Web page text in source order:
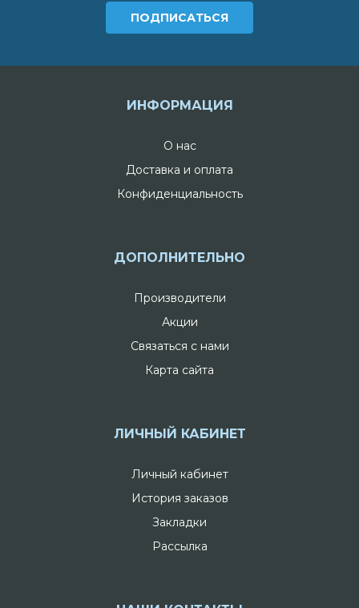
ИНФОРМАЦИЯ
О нас
Доставка и оплата
Конфиденциальность
ДОПОЛНИТЕЛЬНО
Производители
Акции
Связаться с нами
Карта сайта
ЛИЧНЫЙ КАБИНЕТ
Личный кабинет
История заказов
Закладки
Рассылка